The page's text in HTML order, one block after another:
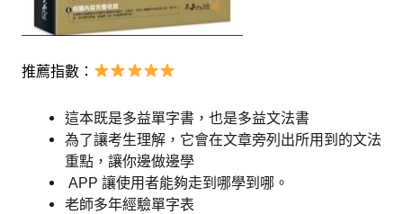
推薦指數：
這本既是多益單字書，也是多益文法書
為了讓考生理解，它會在文章旁列出所用到的文法
重點，讓你邊做邊學
APP 讓使用者能夠走到哪學到哪。
老師多年經驗單字表